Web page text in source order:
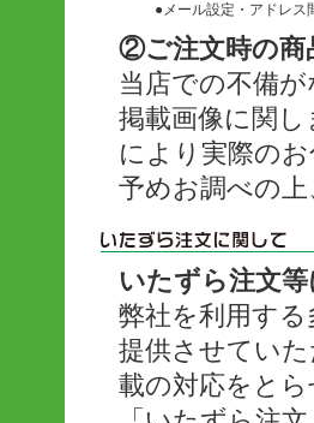
●メール設定・アドレ
②ご注文時の商
当店での不備
掲載画像に関
により実際の
予めお調べの
いたずら注文
弊社を利用す
提供させてい
載の対応をと